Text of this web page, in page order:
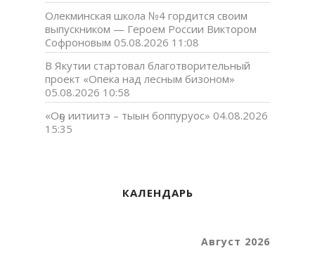
Олекминская школа №4 гордится своим
выпускником — Героем России Виктором
Софроновым 05.08.2026 11:08
В Якутии стартовал благотворительный
проект «Опека над лесным бизоном»
05.08.2026 10:58
«Оҕо иитиитэ – тыын боппуруос» 04.08.2026
15:35
КАЛЕНДАРЬ
Август 2026